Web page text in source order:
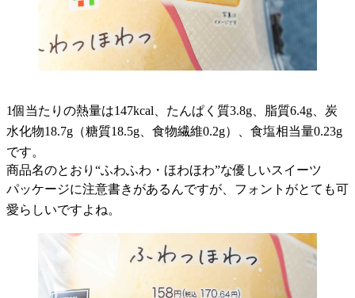
1個当たりの熱量は147kcal、たんぱく質3.8g、脂質6.4g、炭
水化物18.7g（糖質18.5g、食物繊維0.2g）、食塩相当量0.23g
です。
商品名のとおり“ふわふわ・ほわほわ”な優しいスイーツ
パッケージに注意書きがあるんですが、フォントがとても可
愛らしいですよね。